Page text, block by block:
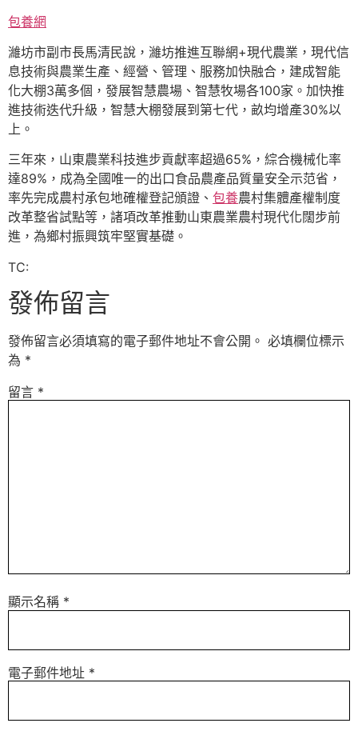
包養網
濰坊市副市長馬清民說，濰坊推進互聯網+現代農業，現代信
息技術與農業生產、經營、管理、服務加快融合，建成智能
化大棚3萬多個，發展智慧農場、智慧牧場各100家。加快推
進技術迭代升級，智慧大棚發展到第七代，畝均增產30%以
上。
三年來，山東農業科技進步貢獻率超過65%，綜合機械化率
達89%，成為全國唯一的出口食品農產品質量安全示范省，
率先完成農村承包地確權登記頒證、 包養農村集體產權制度
改革整省試點等，諸項改革推動山東農業農村現代化闊步前
進，為鄉村振興筑牢堅實基礎。
TC:
發佈留言
發佈留言必須填寫的電子郵件地址不會公開。 必填欄位標示
為 *
留言 *
顯示名稱 *
電子郵件地址 *